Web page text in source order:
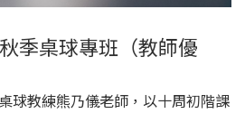
季桌球專班（教師優
球教練熊乃儀老師，以十周初階課